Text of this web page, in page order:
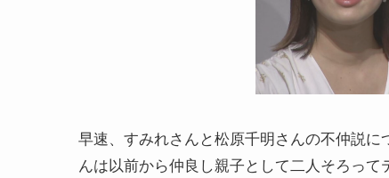
早速、すみれさんと松原千明さんの不仲説
んは以前から仲良し親子として二人そろって